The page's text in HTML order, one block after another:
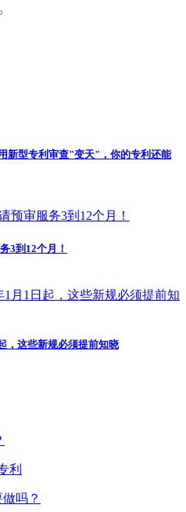
新型专利审查"变天"，你的专利还能
3到12个月！
，这些新规必须提前知晓
利
吗？